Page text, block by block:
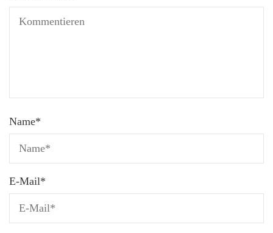
Name*
E-Mail*